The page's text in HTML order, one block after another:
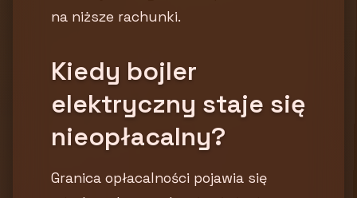
na niższe rachunki.
Kiedy bojler
elektryczny staje się
nieopłacalny?
Granica opłacalności pojawia się